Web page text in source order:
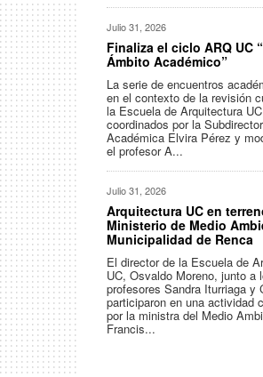
Julio 31, 2026
Finaliza el ciclo ARQ UC
Ámbito Académico”
La serie de encuentros
en el contexto de la revisión
la Escuela de Arquitectura
coordinados por la
Académica Elvira Pérez y
el profesor A...
Julio 31, 2026
Arquitectura UC en
Ministerio de Medio
Municipalidad de Renca
El director de la Escuela de
UC, Osvaldo Moreno, junto a
profesores Sandra Iturriaga y
participaron en una actividad
por la ministra del Medio
Francis...